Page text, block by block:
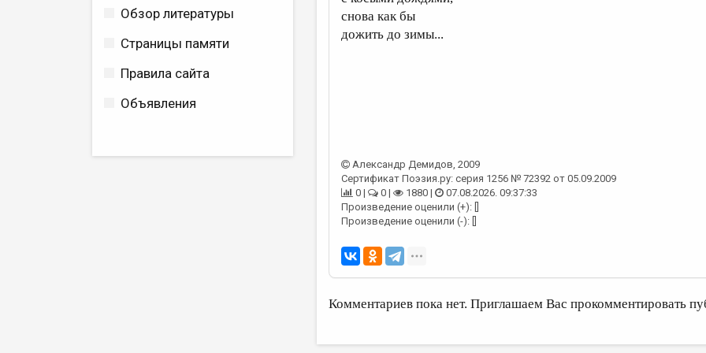
Обзор литературы
Страницы памяти
Правила сайта
Объявления
снова как бы
дожить до зимы...
Александр Демидов, 2009
Сертификат Поэзия.ру: серия 1256 № 72392 от 05.09.2009
0 |
0 | 1880 |
07.08.2026. 09:37:33
Произведение оценили (+): []
Произведение оценили (-): []
Комментариев пока нет. Приглашаем Вас прокомментировать